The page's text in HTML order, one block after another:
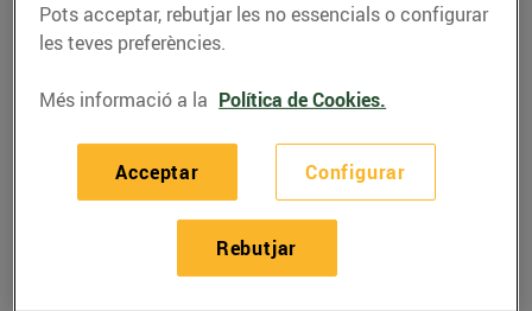
RECEPTES
Espatlla de cabrit al
29/de novembre/2023
Pots acceptar, rebutjar les no essencials o configurar
les teves preferències.
Més informació a la Política de Cookies.
Configurar
Rebutjar
Acceptar